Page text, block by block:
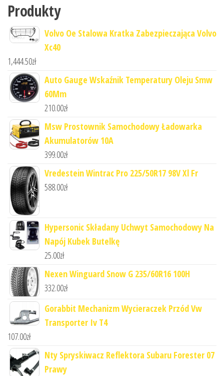
Produkty
Volvo Oe Stalowa Kratka Zabezpieczająca Volvo
Xc40
1,444.50zł
Auto Gauge Wskaźnik Temperatury Oleju Smw
60Mm
210.00zł
Msw Prostownik Samochodowy Ładowarka
Akumulatorów 10A
399.00zł
Vredestein Wintrac Pro 225/50R17 98V Xl Fr
588.00zł
Hypersonic Składany Uchwyt Samochodowy Na
Napój Kubek Butelkę
25.00zł
Nexen Winguard Snow G 235/60R16 100H
332.00zł
Gorabbit Mechanizm Wycieraczek Przód Vw
Transporter Iv T4
107.00zł
Nty Spryskiwacz Reflektora Subaru Forester 07
Prawy